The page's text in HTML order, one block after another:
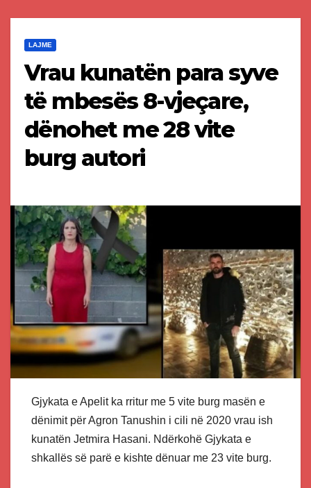
LAJME
Vrau kunatën para syve
të mbesës 8-vjeçare,
dënohet me 28 vite
burg autori
Gjykata e Apelit ka rritur me 5 vite burg masën e
dënimit për Agron Tanushin i cili në 2020 vrau ish
kunatën Jetmira Hasani. Ndërkohë Gjykata e
shkallës së parë e kishte dënuar me 23 vite burg.